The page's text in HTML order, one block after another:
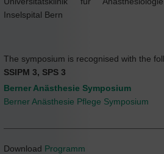
Inselspital Bern
The symposium is recognised with the
SSIPM 3, SPS 3
Berner Anästhesie Symposium
Berner Anästhesie Pflege Symposium
Download Programm